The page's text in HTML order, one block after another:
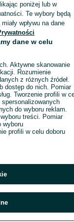
poniżej lub w
Te wybory będą
wpływu na dane
dane w celu
Aktywne skanowanie
Rozumienie
z różnych źródeł.
dostęp do nich. Pomiar
Tworzenie profili w
do wyboru reklam.
treści. Pomiar
wyboru
profili w celu doboru